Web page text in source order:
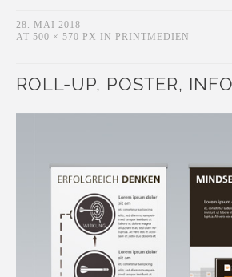
28. MAI 2018
AT 500 × 570 PX IN PRINTMEDIEN
ROLL-UP, POSTER,